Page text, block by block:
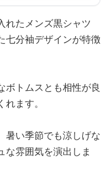
れたメンズ黒シャツ
七分袖デザインが特徴
ボトムスとも相性が良
ます。
暑い季節でも涼しげな
な雰囲気を演出しま